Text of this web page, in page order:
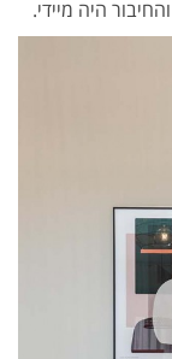
החיבור היה מיידי.